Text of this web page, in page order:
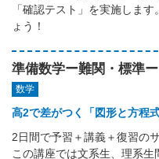
「確認テスト」を実施しま
ょう！
準備数学ー難関・標準ー
数学
高2で差がつく「図形と方程式
2日間で予習＋講義＋復習の
この講座では文系生、理系